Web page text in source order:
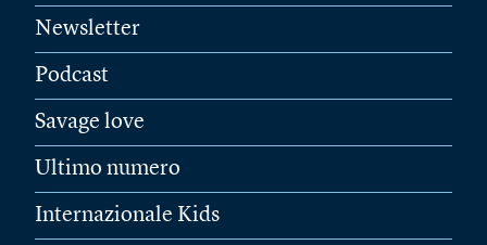
Newsletter
Podcast
Savage love
Ultimo numero
Internazionale Kids